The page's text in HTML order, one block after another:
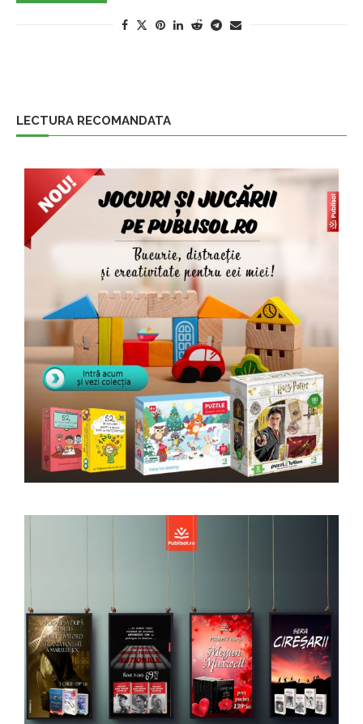
LECTURA RECOMANDATA